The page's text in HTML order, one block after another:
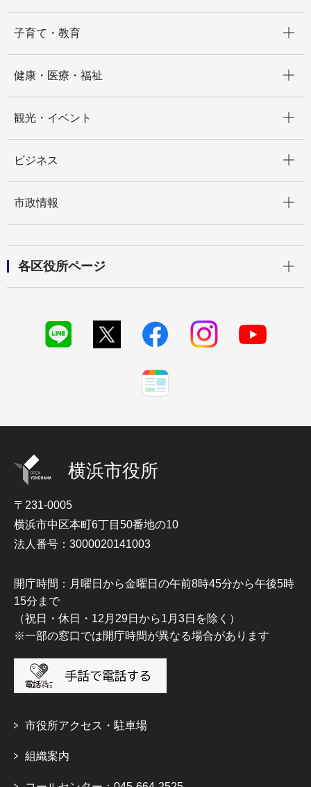
子育て・教育
健康・医療・福祉
観光・イベント
ビジネス
市政情報
各区役所ページ
横浜市役所
〒231-0005
横浜市中区本町6丁目50番地の10
法人番号：3000020141003
開庁時間：月曜日から金曜日の午前8時45分から午後5時
15分まで
（祝日・休日・12月29日から1月3日を除く）
※一部の窓口では開庁時間が異なる場合があります
市役所アクセス・駐車場
組織案内